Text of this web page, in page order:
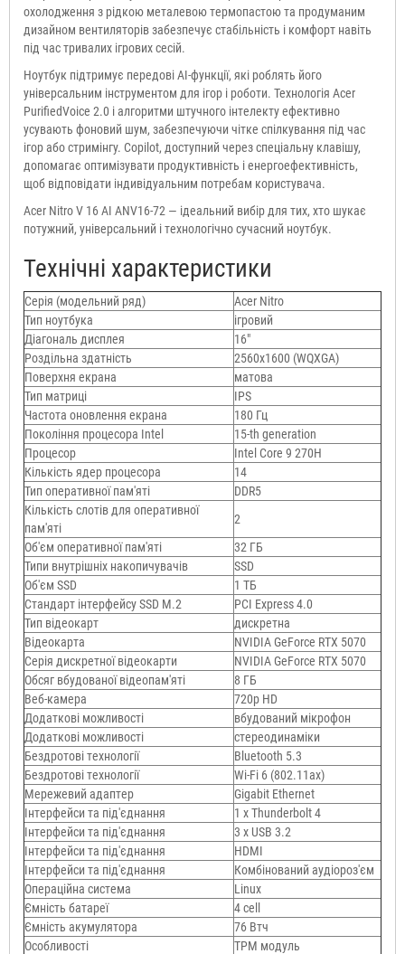
охолодження з рідкою металевою термопастою та продуманим
дизайном вентиляторів забезпечує стабільність і комфорт навіть
під час тривалих ігрових сесій.
Ноутбук підтримує передові AI-функції, які роблять його
універсальним інструментом для ігор і роботи. Технологія Acer
PurifiedVoice 2.0 і алгоритми штучного інтелекту ефективно
усувають фоновий шум, забезпечуючи чітке спілкування під час
ігор або стримінгу. Copilot, доступний через спеціальну клавішу,
допомагає оптимізувати продуктивність і енергоефективність,
щоб відповідати індивідуальним потребам користувача.
Acer Nitro V 16 AI ANV16-72 — ідеальний вибір для тих, хто шукає
потужний, універсальний і технологічно сучасний ноутбук.
Технічні характеристики
Серія (модельний ряд)
Acer Nitro
Тип ноутбука
ігровий
Діагональ дисплея
16"
Роздільна здатність
2560x1600 (WQXGA)
Поверхня екрана
матова
Тип матриці
IPS
Частота оновлення екрана
180 Гц
Покоління процесора Intel
15-th generation
Процесор
Intel Core 9 270H
Кількість ядер процесора
14
Тип оперативної пам'яті
DDR5
Кількість слотів для оперативної
пам'яті
2
Об'єм оперативної пам'яті
32 ГБ
Типи внутрішніх накопичувачів
SSD
Об'єм SSD
1 ТБ
Стандарт інтерфейсу SSD M.2
PCI Express 4.0
Тип відеокарт
дискретна
Відеокарта
NVIDIA GeForce RTX 5070
Серія дискретної відеокарти
NVIDIA GeForce RTX 5070
Обсяг вбудованої відеопам'яті
8 ГБ
Веб-камера
720p HD
Додаткові можливості
вбудований мікрофон
Додаткові можливості
стереодинаміки
Бездротові технології
Bluetooth 5.3
Бездротові технології
Wi-Fi 6 (802.11aх)
Мережевий адаптер
Gigabit Ethernet
Інтерфейси та під'єднання
1 х Thunderbolt 4
Інтерфейси та під'єднання
3 х USB 3.2
Інтерфейси та під'єднання
HDMI
Інтерфейси та під'єднання
Комбінований аудіороз'єм
Операційна система
Linux
Ємність батареї
4 cell
Ємність акумулятора
76 Втч
Особливості
TPM модуль